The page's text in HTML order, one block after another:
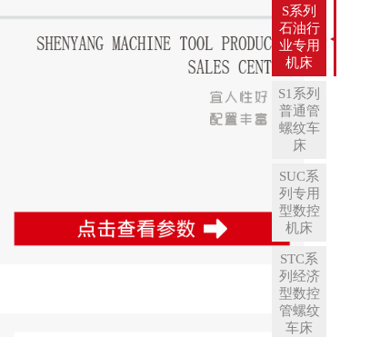
S系列
石油行
业专用
机床
S1系列
普通管
螺纹车
床
SUC系
列专用
型数控
机床
STC系
列经济
型数控
管螺纹
车床